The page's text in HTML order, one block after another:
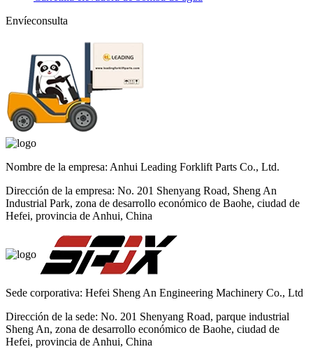
Envíeconsulta
Nombre de la empresa: Anhui Leading Forklift Parts Co., Ltd.
Dirección de la empresa: No. 201 Shenyang Road, Sheng An
Industrial Park, zona de desarrollo económico de Baohe, ciudad de
Hefei, provincia de Anhui, China
Sede corporativa: Hefei Sheng An Engineering Machinery Co., Ltd
Dirección de la sede: No. 201 Shenyang Road, parque industrial
Sheng An, zona de desarrollo económico de Baohe, ciudad de
Hefei, provincia de Anhui, China